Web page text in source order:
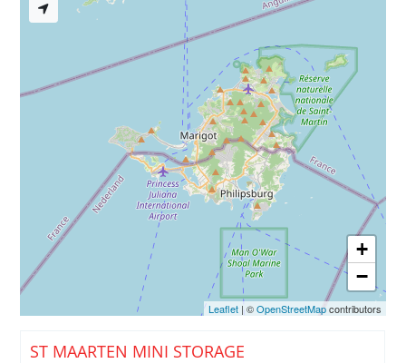
ST MAARTEN MINI STORAGE
+
−
Leaflet| ©OpenStreetMapcontributors